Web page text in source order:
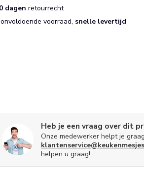
dagenretourrecht
voorraad, snelle levertijd
Heb je een vraag over dit
Onze medewerker helpt je
helpen u graag!